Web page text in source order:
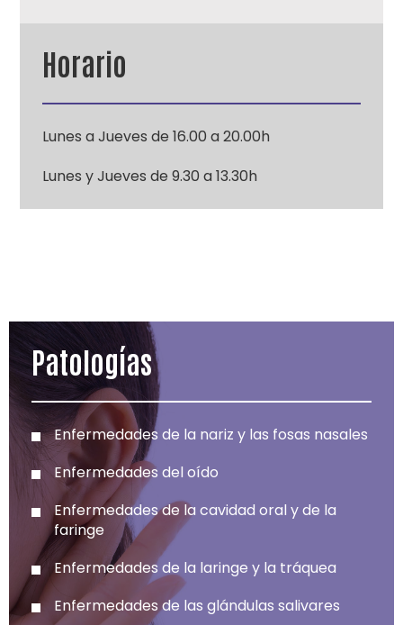
Horario
Lunes a Jueves de 16.00 a 20.00h
Lunes y Jueves de 9.30 a 13.30h
Patologías
Enfermedades de la nariz y las fosas nasales
Enfermedades del oído
Enfermedades de la cavidad oral y de la
faringe
Enfermedades de la laringe y la tráquea
Enfermedades de las glándulas salivares